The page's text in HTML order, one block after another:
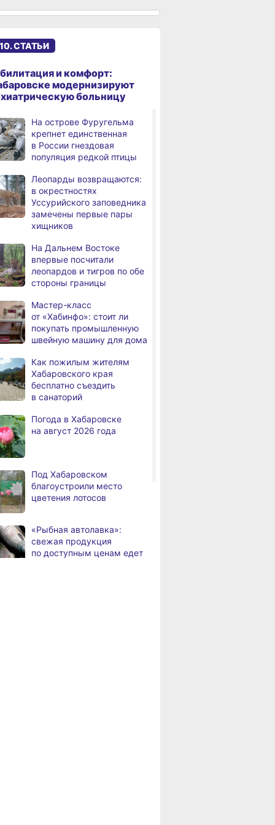
в Хабаровском крае
в Хабаровском крае
В Хабаровском крае
высокотехнологичную
помощь получили более
Уровень Амура
у Хабаровска достиг 423
см, вода продолжает
В администрации
Хабаровска обсудили
использование средств
туристического налога
За сутки в Хабаровском
крае в 4 ДТП пострадали 10
человек
В Хабаровске из горящей
квартиры на Чехова
эвакуировали 6 человек
Хабаровского края
установился высокий класс
пожарной опасности
Хабаровского края
модернизировали 4G
возрождает
Дальневосточную студию
кинохроники
В команду крупного
издательского дома
требуется специалист
по документообороту
СТАТЬИ
и комфорт:
модернизируют
больницу
На острове Фуругельма
крепнет единственная
в России гнездовая
популяция редкой птицы
Леопарды возвращаются:
в окрестностях
Уссурийского заповедника
замечены первые пары
хищников
На Дальнем Востоке
впервые посчитали
леопардов и тигров по обе
стороны границы
Мастер-класс
от «Хабинфо»: стоит ли
покупать промышленную
швейную машину для дома
Как пожилым жителям
Хабаровского края
бесплатно съездить
в санаторий
Погода в Хабаровске
на август 2026 года
Под Хабаровском
благоустроили место
цветения лотосов
«Рыбная автолавка»:
свежая продукция
по доступным ценам едет